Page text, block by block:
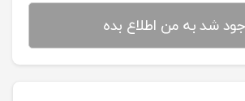
شد به من اطلاع بده